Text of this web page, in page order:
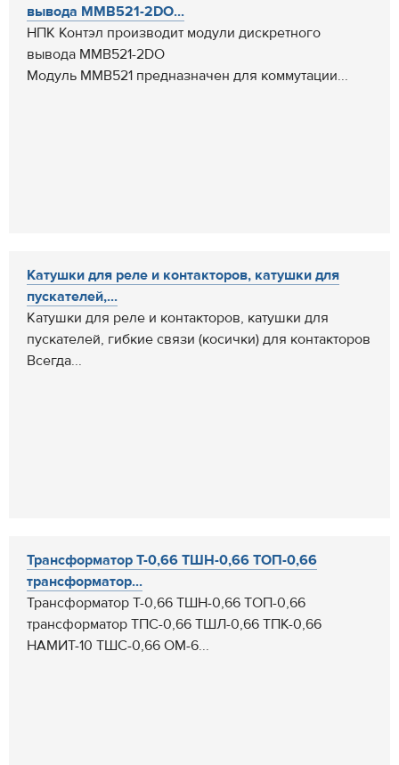
вывода ММВ521-2DO...
НПК Контэл производит модули дискретного
вывода ММВ521-2DO
Модуль ММВ521 предназначен для коммутации...
Катушки для реле и контакторов, катушки для
пускателей,...
Катушки для реле и контакторов, катушки для
пускателей, гибкие связи (косички) для контакторов
Всегда...
Трансформатор Т-0,66 ТШН-0,66 ТОП-0,66
трансформатор...
Трансформатор Т-0,66 ТШН-0,66 ТОП-0,66
трансформатор ТПС-0,66 ТШЛ-0,66 ТПК-0,66
НАМИТ-10 ТШС-0,66 ОМ-6...